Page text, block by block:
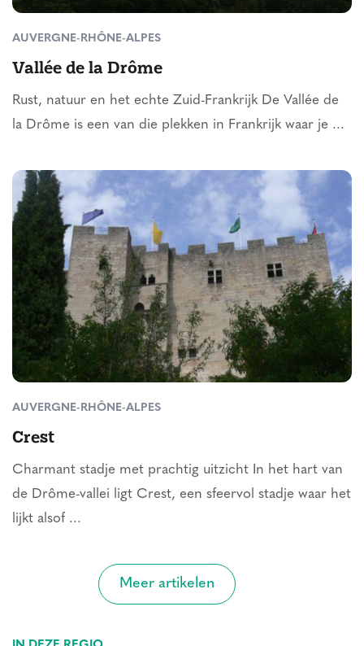
AUVERGNE-RHÔNE-ALPES
Vallée de la Drôme
Rust, natuur en het echte Zuid-Frankrijk De Vallée de
la Drôme is een van die plekken in Frankrijk waar je ...
AUVERGNE-RHÔNE-ALPES
Crest
Charmant stadje met prachtig uitzicht In het hart van
de Drôme-vallei ligt Crest, een sfeervol stadje waar het
lijkt alsof ...
Meer artikelen